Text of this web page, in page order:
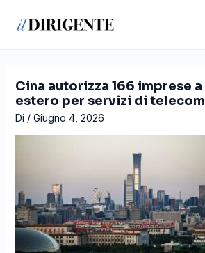
Cina autorizza 166 imprese
estero per servizi di
Di / Giugno 4, 2026
articoli